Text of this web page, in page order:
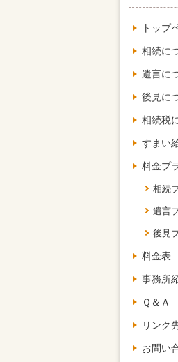
トップ
相続に
遺言に
後見に
相続税
すまい
料金プ
相続
遺言
後見
料金表
事務所
Ｑ＆Ａ
リンク
お問い